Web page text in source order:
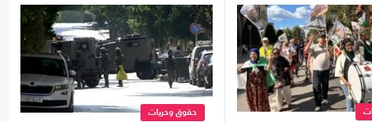
حقوق وحريات